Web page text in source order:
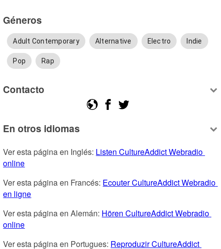
Géneros
Adult Contemporary Alternative Electro Indie
Pop Rap
Contacto
En otros idiomas
Ver esta página en Inglés: Listen CultureAddict Webradio
online
Ver esta página en Francés: Ecouter CultureAddict Webradio
en ligne
Ver esta página en Alemán: Hören CultureAddict Webradio
online
Ver esta página en Portugues: Reproduzir CultureAddict